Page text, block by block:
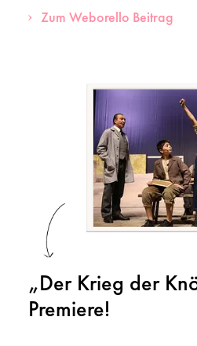
Zum Weborello Beitrag
„Der Krieg der
Premiere!